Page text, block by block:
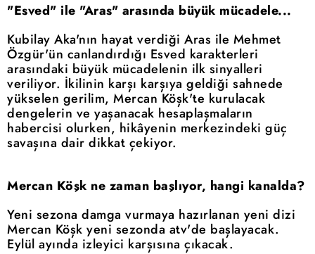
"Esved" ile "Aras" arasında büyük mücadele...
Kubilay Aka'nın hayat verdiği Aras ile Mehmet
Özgür'ün canlandırdığı Esved karakterleri
arasındaki büyük mücadelenin ilk sinyalleri
veriliyor. İkilinin karşı karşıya geldiği sahnede
yükselen gerilim, Mercan Köşk'te kurulacak
dengelerin ve yaşanacak hesaplaşmaların
habercisi olurken, hikâyenin merkezindeki güç
savaşına dair dikkat çekiyor.
Mercan Köşk ne zaman başlıyor, hangi kanalda?
Yeni sezona damga vurmaya hazırlanan yeni dizi
Mercan Köşk yeni sezonda atv'de başlayacak.
Eylül ayında izleyici karşısına çıkacak.